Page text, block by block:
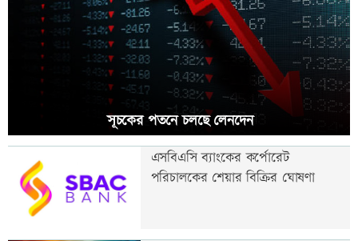
সূচকের পতনে চলছে লেনদেন
এসবিএসি ব্যাংকের কর্পোরেট
পরিচালকের শেয়ার বিক্রির ঘোষণা